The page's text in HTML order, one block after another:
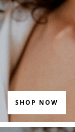
SHOP NOW